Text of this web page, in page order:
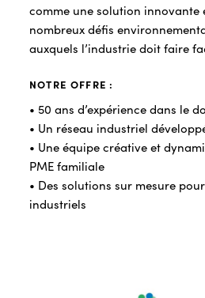
comme une solution innovante
nombreux défis
auxquels l’industrie doit faire
NOTRE OFFRE :
• 50 ans d’expérience dans le
• Un réseau industriel
• Une équipe créative et
PME familiale
• Des solutions sur mesure
industriels